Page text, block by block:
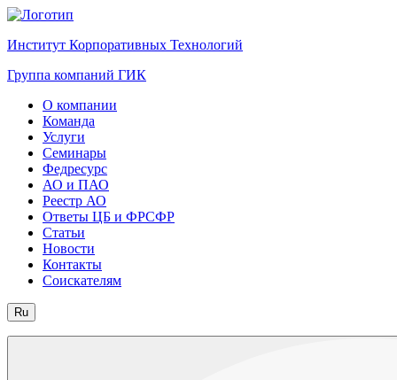
Институт Корпоративных Технологий
Группа компаний ГИК
О компании
Команда
Услуги
Семинары
Федресурс
АО и ПАО
Реестр АО
Ответы ЦБ и ФРСФР
Статьи
Новости
Контакты
Соискателям
Ru